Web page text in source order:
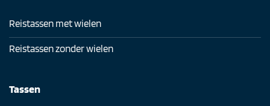
Reistassen met wielen
Reistassen zonder wielen
Tassen